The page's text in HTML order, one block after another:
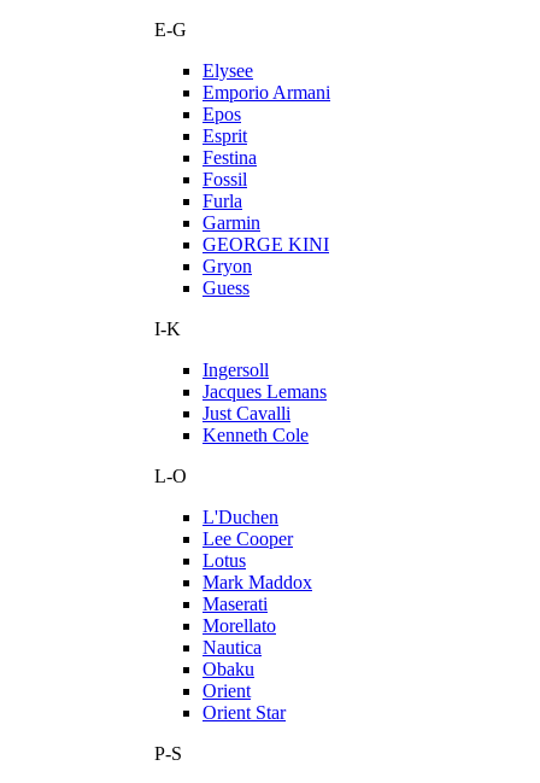
E-G
Elysee
Emporio Armani
Epos
Esprit
Festina
Fossil
Furla
Garmin
GEORGE KINI
Gryon
Guess
I-K
Ingersoll
Jacques Lemans
Just Cavalli
Kenneth Cole
L-O
L'Duchen
Lee Cooper
Lotus
Mark Maddox
Maserati
Morellato
Nautica
Obaku
Orient
Orient Star
P-S